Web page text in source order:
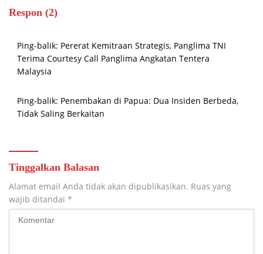
Respon (2)
Ping-balik: Pererat Kemitraan Strategis, Panglima TNI
Terima Courtesy Call Panglima Angkatan Tentera
Malaysia
Ping-balik: Penembakan di Papua: Dua Insiden Berbeda,
Tidak Saling Berkaitan
Tinggalkan Balasan
Alamat email Anda tidak akan dipublikasikan. Ruas yang
wajib ditandai *